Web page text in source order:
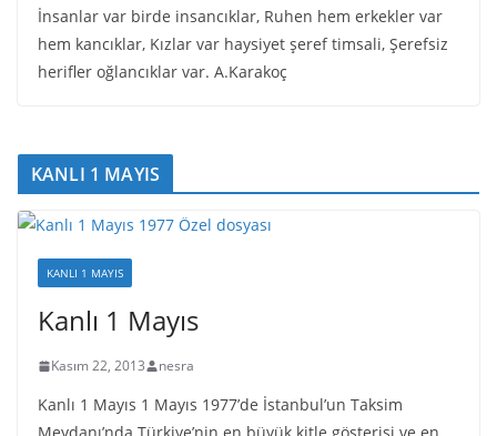
İnsanlar var birde insancıklar, Ruhen hem erkekler var
hem kancıklar, Kızlar var haysiyet şeref timsali, Şerefsiz
herifler oğlancıklar var. A.Karakoç
KANLI 1 MAYIS
KANLI 1 MAYIS
Kanlı 1 Mayıs
Kasım 22, 2013 nesra
Kanlı 1 Mayıs 1 Mayıs 1977’de İstanbul’un Taksim